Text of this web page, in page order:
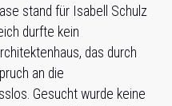
stand für Isabell Schulz
durfte kein
das durch
an die
Gesucht wurde keine